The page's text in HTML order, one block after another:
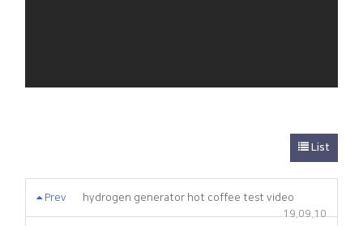
List
Prev
hydrogen generator hot coffee test video
19.09.10